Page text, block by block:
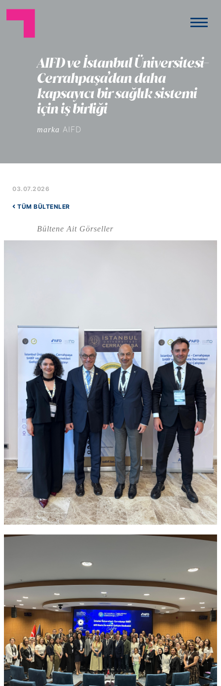
AIFD ve İstanbul Üniversitesi-
Cerrahpaşa’dan daha
kapsayıcı bir sağlık sistemi
için iş birliği
marka AIFD
03.07.2026
TÜM BÜLTENLER
Bültene Ait Görseller